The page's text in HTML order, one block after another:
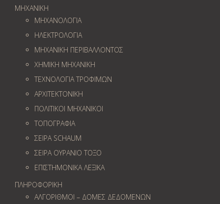
ΜΗΧΑΝΙΚΗ
ΜΗΧΑΝΟΛΟΓΙΑ
ΗΛΕΚΤΡΟΛΟΓΙΑ
ΜΗΧΑΝΙΚΗ ΠΕΡΙΒΑΛΛΟΝΤΟΣ
ΧΗΜΙΚΗ ΜΗΧΑΝΙΚΗ
ΤΕΧΝΟΛΟΓΙΑ ΤΡΟΦΙΜΩΝ
ΑΡΧΙΤΕΚΤΟΝΙΚΗ
ΠΟΛΙΤΙΚΟΙ ΜΗΧΑΝΙΚΟΙ
ΤΟΠΟΓΡΑΦΙΑ
ΣΕΙΡΑ SCHAUM
ΣΕΙΡΑ ΟΥΡΑΝΙΟ ΤΟΞΟ
ΕΠΙΣΤΗΜΟΝΙΚΑ ΛΕΞΙΚΑ
ΠΛΗΡΟΦΟΡΙΚΗ
ΑΛΓΟΡΙΘΜΟΙ – ΔΟΜΕΣ ΔΕΔΟΜΕΝΩΝ